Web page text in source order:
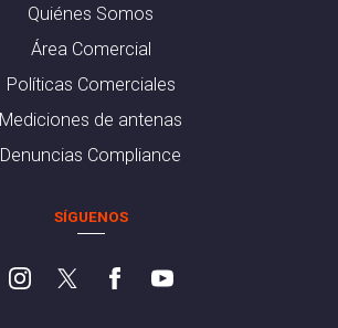
Quiénes Somos
Área Comercial
Políticas Comerciales
Mediciones de antenas
Denuncias Compliance
SÍGUENOS